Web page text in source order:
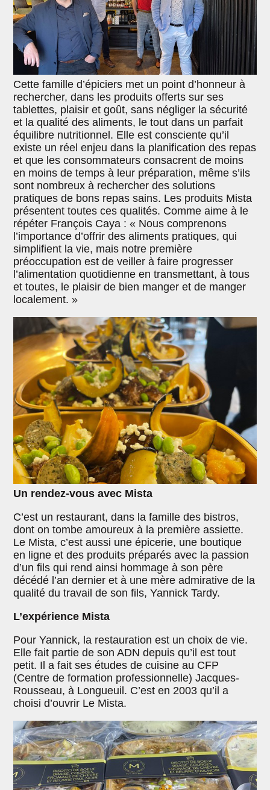
Cette famille d’épiciers met un point d’honneur à
rechercher, dans les produits offerts sur ses
tablettes, plaisir et goût, sans négliger la sécurité
et la qualité des aliments, le tout dans un parfait
équilibre nutritionnel. Elle est consciente qu’il
existe un réel enjeu dans la planification des repas
et que les consommateurs consacrent de moins
en moins de temps à leur préparation, même s’ils
sont nombreux à rechercher des solutions
pratiques de bons repas sains. Les produits Mista
présentent toutes ces qualités. Comme aime à le
répéter François Caya : « Nous comprenons
l’importance d’offrir des aliments pratiques, qui
simplifient la vie, mais notre première
préoccupation est de veiller à faire progresser
l’alimentation quotidienne en transmettant, à tous
et toutes, le plaisir de bien manger et de manger
localement. »
Un rendez-vous avec Mista
C’est un restaurant, dans la famille des bistros,
dont on tombe amoureux à la première assiette.
Le Mista, c’est aussi une épicerie, une boutique
en ligne et des produits préparés avec la passion
d’un fils qui rend ainsi hommage à son père
décédé l’an dernier et à une mère admirative de la
qualité du travail de son fils, Yannick Tardy.
L’expérience Mista
Pour Yannick, la restauration est un choix de vie.
Elle fait partie de son ADN depuis qu’il est tout
petit. Il a fait ses études de cuisine au CFP
(Centre de formation professionnelle) Jacques-
Rousseau, à Longueuil. C’est en 2003 qu’il a
choisi d’ouvrir Le Mista.